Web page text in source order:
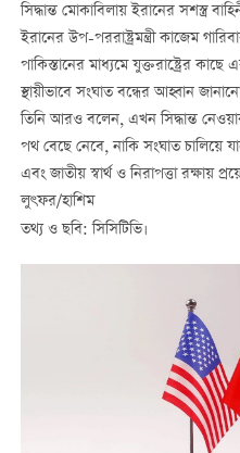
সিদ্ধান্ত মোকাবিলায় ইরানের সশস্ত্র
ইরানের উপ-পররাষ্ট্রমন্ত্রী কাজেম
পাকিস্তানের মাধ্যমে যুক্তরাষ্ট্রের
স্থায়ীভাবে সংঘাত বন্ধের আহ্বান
তিনি আরও বলেন, এখন সিদ্ধান্ত
পথ বেছে নেবে, নাকি সংঘাত চালিয়ে
এবং জাতীয় স্বার্থ ও নিরাপত্তা রক্ষায়
লুৎফর/হাশিম
তথ্য ও ছবি: সিসিটিভি।